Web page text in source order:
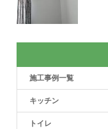
施工事例一覧
キッチン
トイレ